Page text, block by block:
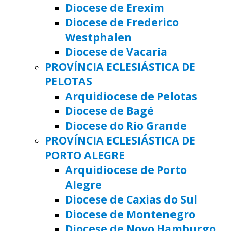
Diocese de Erexim
Diocese de Frederico
Westphalen
Diocese de Vacaria
PROVÍNCIA ECLESIÁSTICA DE
PELOTAS
Arquidiocese de Pelotas
Diocese de Bagé
Diocese do Rio Grande
PROVÍNCIA ECLESIÁSTICA DE
PORTO ALEGRE
Arquidiocese de Porto
Alegre
Diocese de Caxias do Sul
Diocese de Montenegro